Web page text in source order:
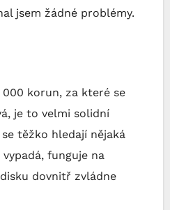
jsem žádné problémy.
000 korun, za které se
je to velmi solidní
těžko hledají nějaká
funguje na
dovnitř zvládne